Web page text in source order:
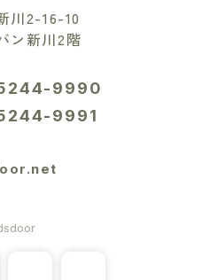
川2-16-10
ン新川2階
9990
9991